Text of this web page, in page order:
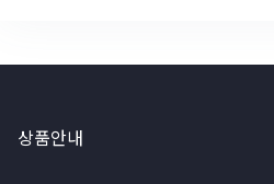
상품안내